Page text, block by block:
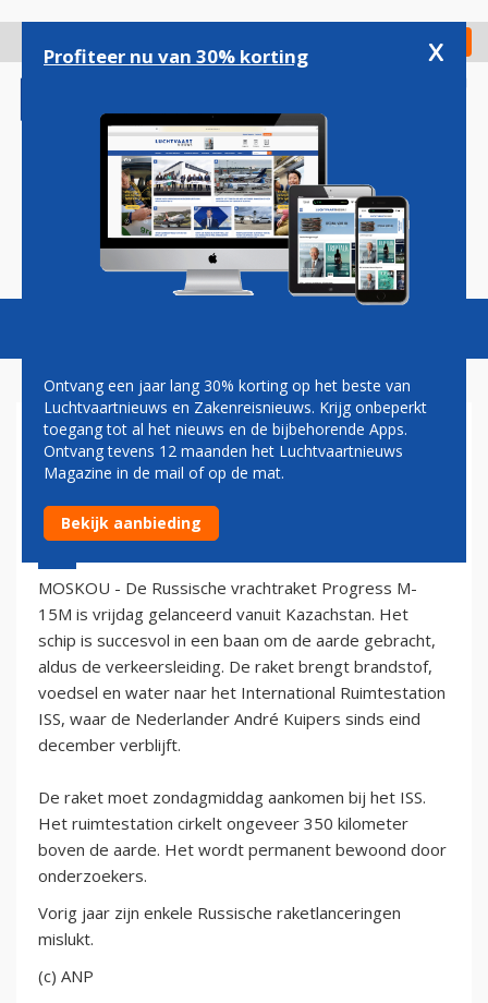
gaan
Check in
Magazine Podcasts Vacatures
RUSSISCHE VRACHTRAKET OP
WEG NAAR ISS
20 april 2012 - 18:10
MOSKOU - De Russische vrachtraket Progress M-
15M is vrijdag gelanceerd vanuit Kazachstan. Het
schip is succesvol in een baan om de aarde gebracht,
aldus de verkeersleiding. De raket brengt brandstof,
voedsel en water naar het International Ruimtestation
ISS, waar de Nederlander André Kuipers sinds eind
december verblijft.
De raket moet zondagmiddag aankomen bij het ISS.
Het ruimtestation cirkelt ongeveer 350 kilometer
boven de aarde. Het wordt permanent bewoond door
onderzoekers.
Vorig jaar zijn enkele Russische raketlanceringen
mislukt.
(c) ANP
Profiteer nu van 30% korting x
Ontvang een jaar lang 30% korting op het beste van
Luchtvaartnieuws en Zakenreisnieuws. Krijg onbeperkt
toegang tot al het nieuws en de bijbehorende Apps.
Ontvang tevens 12 maanden het Luchtvaartnieuws
Magazine in de mail of op de mat.
Bekijk aanbieding